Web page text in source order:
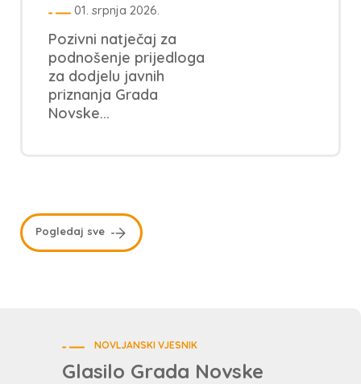
01. srpnja 2026.
Pozivni natječaj za
podnošenje prijedloga
za dodjelu javnih
priznanja Grada
Novske...
Pogledaj sve
NOVLJANSKI VJESNIK
Glasilo Grada Novske